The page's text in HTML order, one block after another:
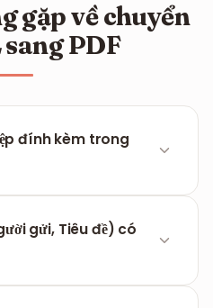
gặp về chuyển
PDF
đính kèm trong
bên trong email. Các
tải xuống riêng biệt.
gửi, Tiêu đề) có